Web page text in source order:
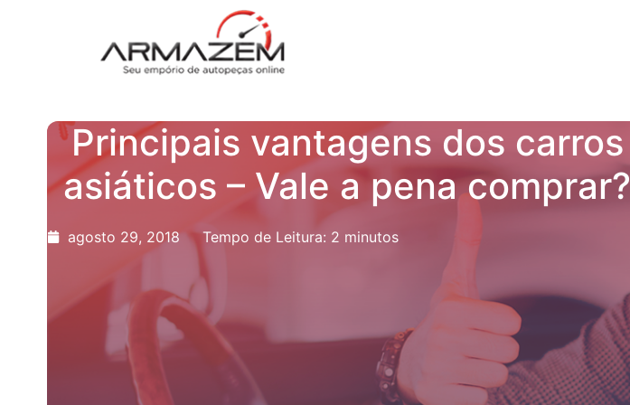
Principais vantagens dos carros
asiáticos – Vale a pena comprar?
agosto 29, 2018 Tempo de Leitura: 2 minutos